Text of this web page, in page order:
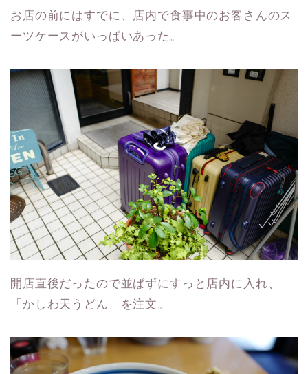
お店の前にはすでに、店内で食事中のお客さんのス
ーツケースがいっぱいあった。
開店直後だったので並ばずにすっと店内に入れ、
「かしわ天うどん」を注文。